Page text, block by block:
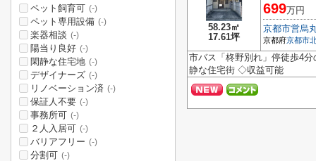
58.23㎡
17.61坪
699万円
京都市営烏
京都府京都市
市バス「柊野別れ」停徒歩4
静な住宅街 ◇収益可能
ペット飼育可 (-)
ペット専用設備 (-)
楽器相談 (-)
陽当り良好 (-)
閑静な住宅地 (-)
デザイナーズ (-)
リノベーション済 (-)
保証人不要 (-)
事務所可 (-)
２人入居可 (-)
バリアフリー (-)
分割可 (-)